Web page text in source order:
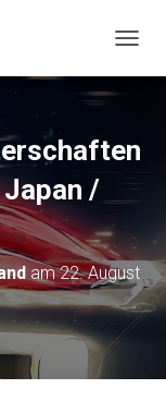
A
A
I
N
U
M
S
/
am22. August